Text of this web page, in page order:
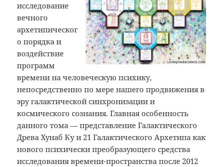
исследование
вечного
архетипическог
о порядка и
воздействие
программ
времени на человеческую психику,
непосредственно по мере нашего продвижения в
эру галактической синхронизации и
космического сознания. Главная особенность
данного тома — представление Галактического
Древа Хунаб Ку и 21 Галактического Архетипа как
нового психически преобразующего средства
исследования времени-пространства после 2012